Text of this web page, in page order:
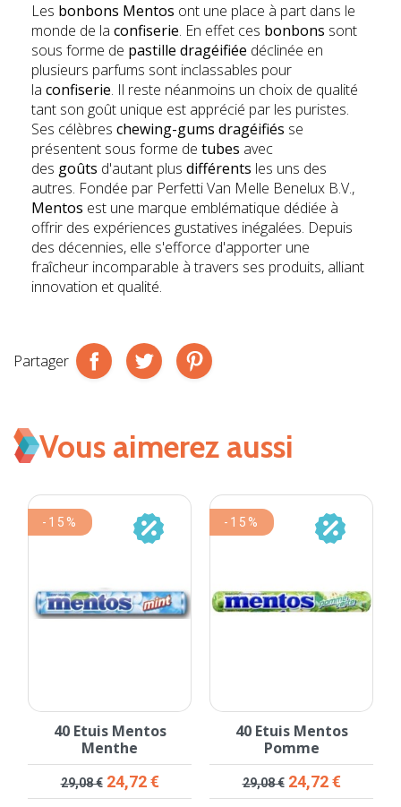
Les bonbons Mentos ont une place à part dans le
monde de la confiserie. En effet ces bonbons sont
sous forme de pastille dragéifiée déclinée en
plusieurs parfums sont inclassables pour
la confiserie. Il reste néanmoins un choix de qualité
tant son goût unique est apprécié par les puristes.
Ses célèbres chewing-gums dragéifiés se
présentent sous forme de tubes avec
des goûts d'autant plus différents les uns des
autres. Fondée par Perfetti Van Melle Benelux B.V.,
Mentos est une marque emblématique dédiée à
offrir des expériences gustatives inégalées. Depuis
des décennies, elle s'efforce d'apporter une
fraîcheur incomparable à travers ses produits, alliant
innovation et qualité.
Partager
Vous aimerez aussi
40 Etuis Mentos
Menthe
Prix de base
29,08 € Prix
24,72 €
-15%
40 Etuis Mentos
Pomme
Prix de base
29,08 € Prix
24,72 €
-15%